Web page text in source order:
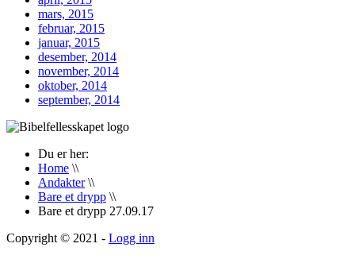
mars, 2015
februar, 2015
januar, 2015
desember, 2014
november, 2014
oktober, 2014
september, 2014
Du er her:
Home \\
Andakter \\
Bare et drypp \\
Bare et drypp 27.09.17
Copyright © 2021 - Logg inn